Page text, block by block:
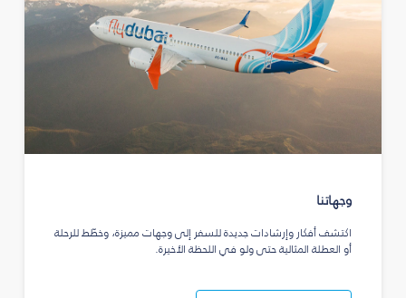
وجهاتنا
اكتشف أفكار وإرشادات جديدة للسفر إلى وجهات مميزة، وخطّط للرحلة
أو العطلة المثالية حتى ولو في اللحظة الأخيرة.